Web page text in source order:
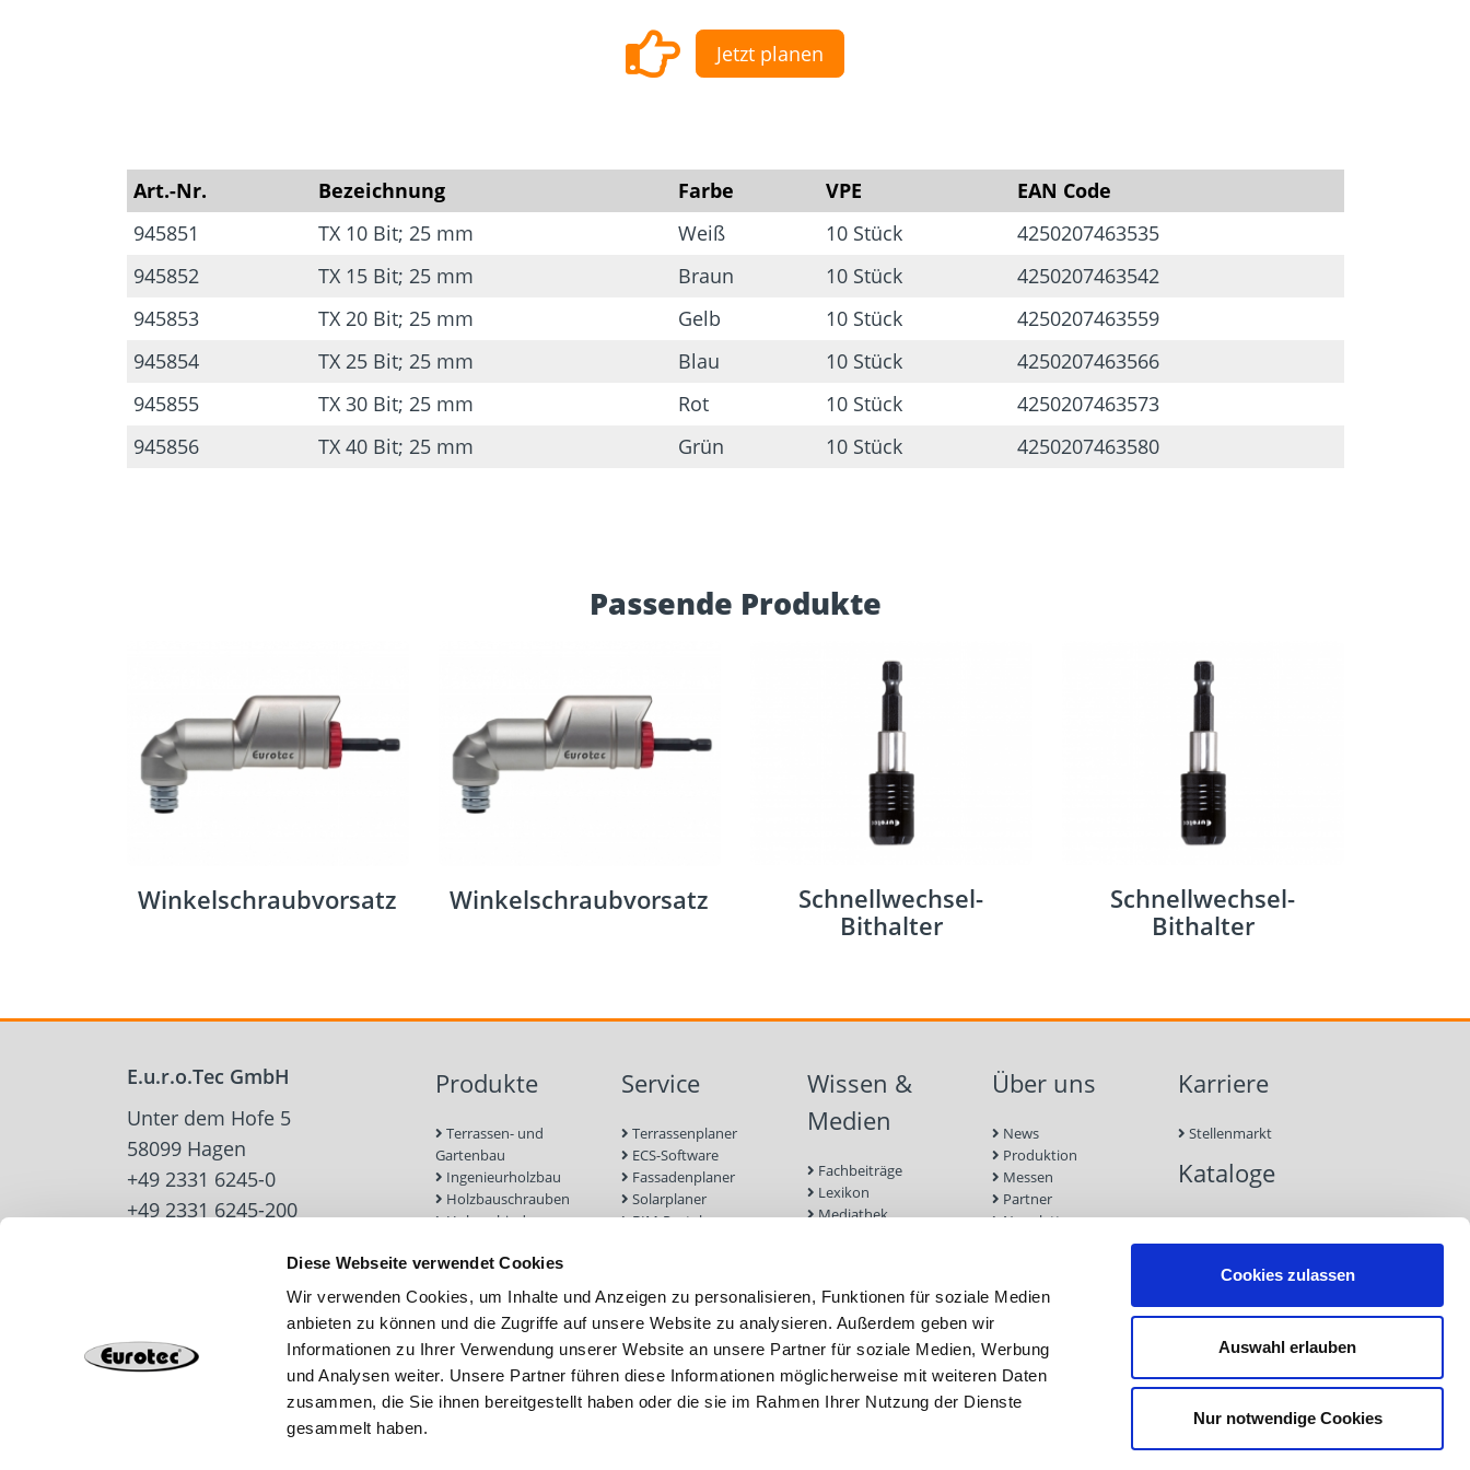
Diese Webseite verwendet Cookies
Wir verwenden Cookies, um Inhalte und Anzeigen zu personalisieren, Funktionen für soziale Medien
anbieten zu können und die Zugriffe auf unsere Website zu analysieren. Außerdem geben wir
Informationen zu Ihrer Verwendung unserer Website an unsere Partner für soziale Medien, Werbung
und Analysen weiter. Unsere Partner führen diese Informationen möglicherweise mit weiteren Daten
zusammen, die Sie ihnen bereitgestellt haben oder die sie im Rahmen Ihrer Nutzung der Dienste
gesammelt haben.
Cookies zulassen
Auswahl erlauben
Nur notwendige Cookies
Jetzt planen
Art.-Nr. Bezeichnung Farbe VPE
EAN Code
945851
TX 10 Bit; 25 mm Weiß 10 Stück
4250207463535
945852
TX 15 Bit; 25 mm Braun 10 Stück
4250207463542
945853
TX 20 Bit; 25 mm Gelb 10 Stück
4250207463559
945854
TX 25 Bit; 25 mm Blau 10 Stück
4250207463566
945855
TX 30 Bit; 25 mm Rot 10 Stück
4250207463573
945856
TX 40 Bit; 25 mm Grün 10 Stück 4250207463580
Passende Produkte
Winkelschraubvorsatz Winkelschraubvorsatz
Schnellwechsel-
Bithalter
Schnellwechsel-
Bithalter
E.u.r.o.Tec GmbH
Unter dem Hofe 5
58099 Hagen
+49 2331 6245-0
+49 2331 6245-200
Produkte
Terrassen- und
Gartenbau
Ingenieurholzbau
Holzbauschrauben
Holzverbinder
Werkzeuge und
Zubehör
Beton- und Mauerwerk
Dach und Fassade
Solarbefestigung
Schraubfundamente
Service
Terrassenplaner
ECS-Software
Fassadenplaner
Solarplaner
BIM-Portal
Schraubenfinder
Wissen &
Medien
Fachbeiträge
Lexikon
Mediathek
Über uns
News
Produktion
Messen
Partner
Newsletter
Karriere
Stellenmarkt
Kataloge